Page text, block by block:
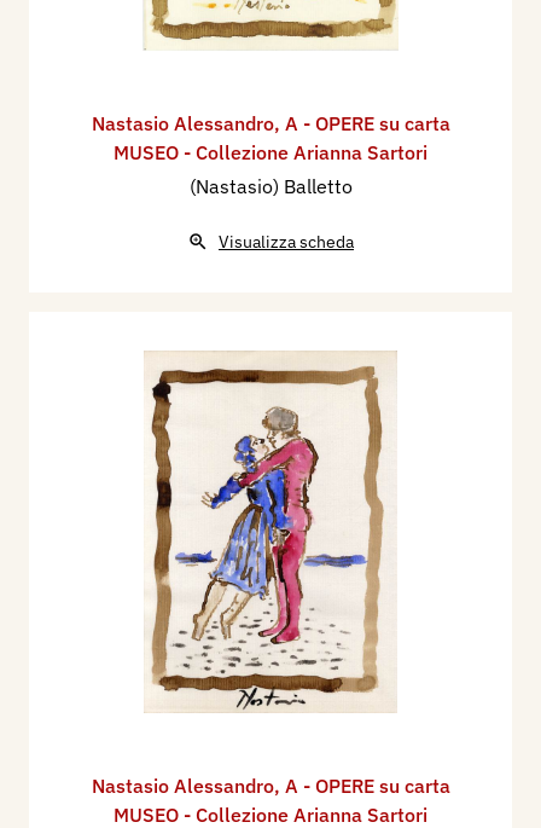
Nastasio Alessandro, A - OPERE su carta
MUSEO - Collezione Arianna Sartori
(Nastasio) Balletto
Visualizza scheda
Nastasio Alessandro, A - OPERE su carta
MUSEO - Collezione Arianna Sartori